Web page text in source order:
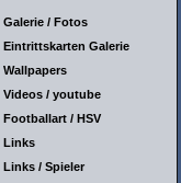
Galerie / Fotos
Eintrittskarten Galerie
Wallpapers
Videos / youtube
Footballart / HSV
Links
Links / Spieler